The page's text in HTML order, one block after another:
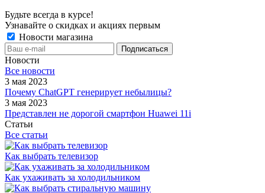
Будьте всегда в курсе!
Узнавайте о скидках и акциях первым
Новости магазина
Новости
Все новости
3 мая 2023
Почему ChatGPT генерирует небылицы?
3 мая 2023
Представлен не дорогой смартфон Huawei 11i
Статьи
Все статьи
Как выбрать телевизор
Как ухаживать за холодильником